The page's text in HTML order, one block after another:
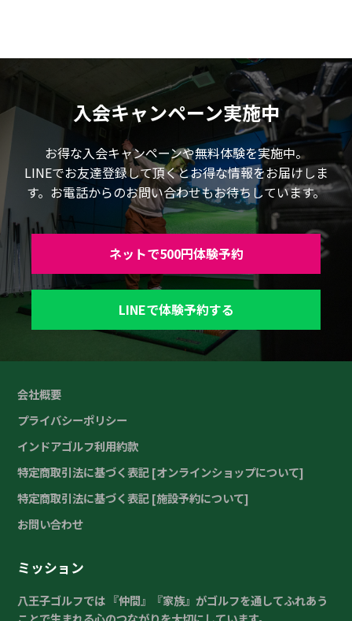
入会キャンペーン実施中
お得な入会キャンペーンや無料体験を実施中。
LINEでお友達登録して頂くとお得な情報をお届けしま
す。お電話からのお問い合わせもお待ちしています。
ネットで500円体験予約
LINEで体験予約する
会社概要
プライバシーポリシー
インドアゴルフ利用約款
特定商取引法に基づく表記 [オンラインショップについて]
特定商取引法に基づく表記 [施設予約について]
お問い合わせ
ミッション
八王子ゴルフでは 『仲間』『家族』がゴルフを通してふれあう